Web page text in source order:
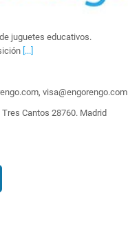
juguetes educativos.
[...]
visa@engorengo.com
Cantos 28760. Madrid